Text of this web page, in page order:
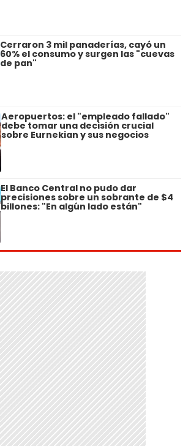
Cerraron 3 mil panaderías, cayó un
60% el consumo y surgen las "cuevas
de pan"
Aeropuertos: el "empleado fallado"
debe tomar una decisión crucial
sobre Eurnekian y sus negocios
El Banco Central no pudo dar
precisiones sobre un sobrante de $4
billones: "En algún lado están"